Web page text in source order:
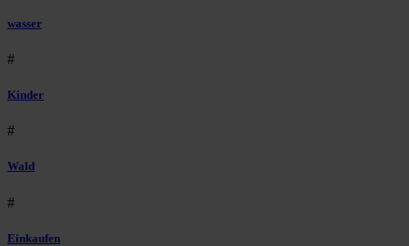
wasser
#
Kinder
#
Wald
#
Einkaufen